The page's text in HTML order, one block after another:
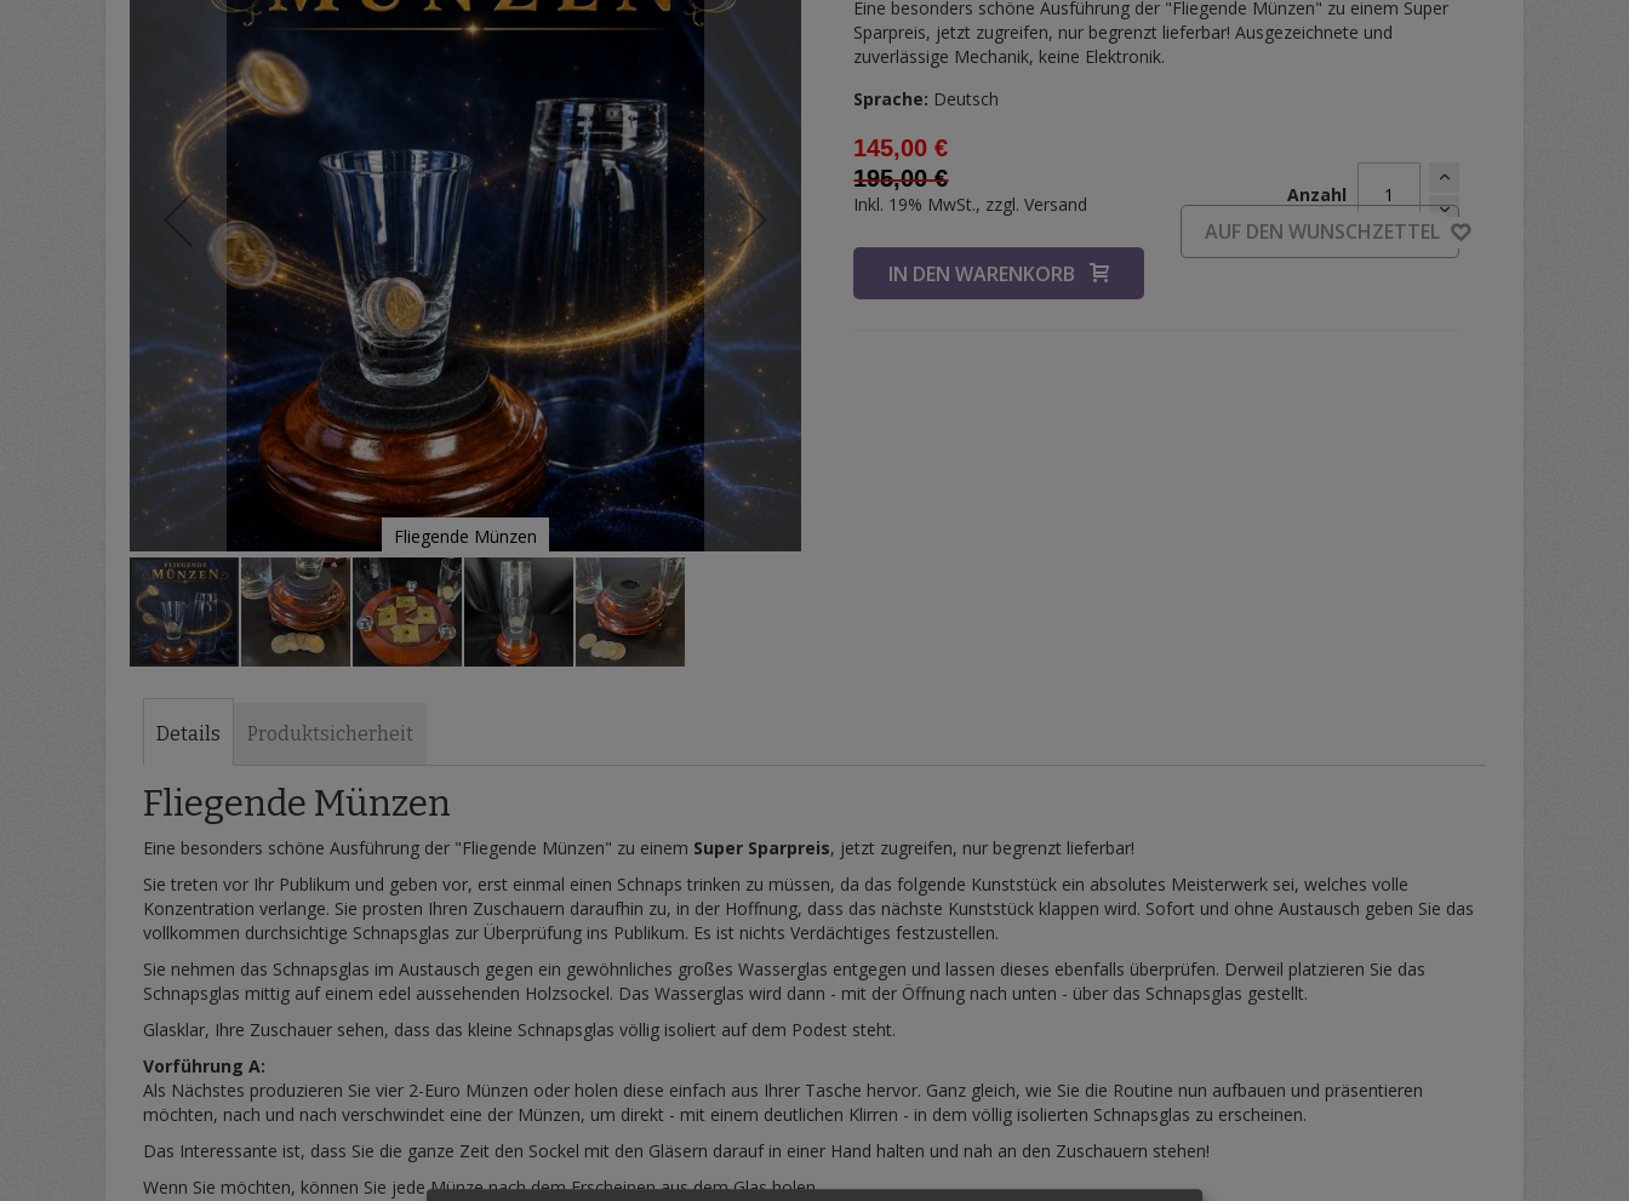
Fliegende Münzen
Eine besonders schöne Ausführung der "Fliegende Münzen" zu einem Super
Sparpreis, jetzt zugreifen, nur begrenzt lieferbar! Ausgezeichnete und
zuverlässige Mechanik, keine Elektronik.
Sprache: Deutsch
145,00 €
195,00 €
Inkl. 19% MwSt., zzgl.Versand Anzahl
IN DEN WARENKORB
AUF DEN WUNSCHZETTEL
Details
Fliegende Münzen
Eine besonders schöne Ausführung der "Fliegende Münzen" zu einem Super Sparpreis, jetzt zugreifen, nur begrenzt lieferbar!
Sie treten vor Ihr Publikum und geben vor, erst einmal einen Schnaps trinken zu müssen, da das folgende Kunststück ein absolutes Meisterwerk sei, welches volle
Konzentration verlange. Sie prosten Ihren Zuschauern daraufhin zu, in der Hoffnung, dass das nächste Kunststück klappen wird. Sofort und ohne Austausch geben Sie das
vollkommen durchsichtige Schnapsglas zur Überprüfung ins Publikum. Es ist nichts Verdächtiges festzustellen.
Sie nehmen das Schnapsglas im Austausch gegen ein gewöhnliches großes Wasserglas entgegen und lassen dieses ebenfalls überprüfen. Derweil platzieren Sie das
Schnapsglas mittig auf einem edel aussehenden Holzsockel. Das Wasserglas wird dann - mit der Öffnung nach unten - über das Schnapsglas gestellt.
Glasklar, Ihre Zuschauer sehen, dass das kleine Schnapsglas völlig isoliert auf dem Podest steht.
Vorführung A:
Als Nächstes produzieren Sie vier 2-Euro Münzen oder holen diese einfach aus Ihrer Tasche hervor. Ganz gleich, wie Sie die Routine nun aufbauen und präsentieren
möchten, nach und nach verschwindet eine der Münzen, um direkt - mit einem deutlichen Klirren - in dem völlig isolierten Schnapsglas zu erscheinen.
Das Interessante ist, dass Sie die ganze Zeit den Sockel mit den Gläsern darauf in einer Hand halten und nah an den Zuschauern stehen!
Wenn Sie möchten, können Sie jede Münze nach dem Erscheinen aus dem Glas holen.
Produktsicherheit